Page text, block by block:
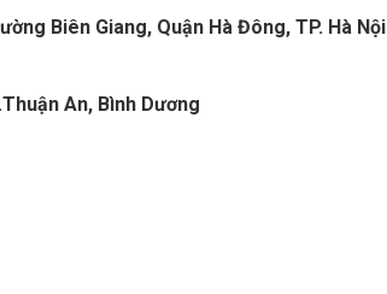
Biên Giang, Quận Hà Đông, TP. Hà Nội
An, Bình Dương